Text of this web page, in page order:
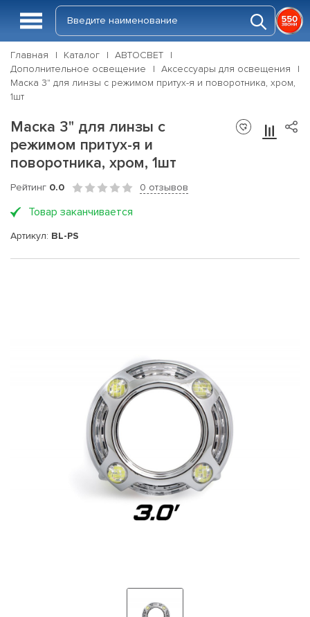
Главная Каталог
АВТОСВЕТ
Дополнительное освещение
Аксессуары для освещения
Маска 3" для линзы с режимом притух-я и поворотника, хром,
1шт
Маска 3" для линзы с
режимом притух-я и
поворотника, хром, 1шт
Рейтинг 0.0 0 отзывов
Товар заканчивается
Артикул: BL-PS